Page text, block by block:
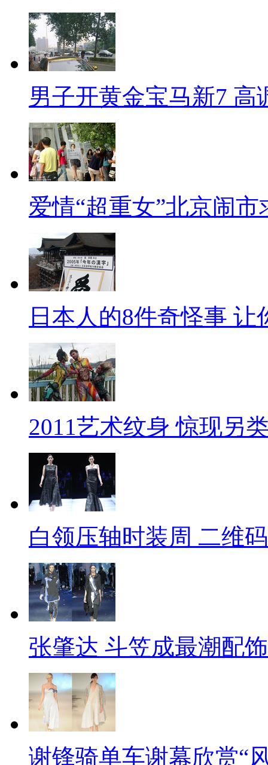
男子开黄金宝马新7 高
爱情“超重女”北京闹市
日本人的8件奇怪事 让
2011艺术纹身 惊现另
白领压轴时装周 二维
张肇达 斗笠成最潮配
谢锋骑单车谢幕欣赏“